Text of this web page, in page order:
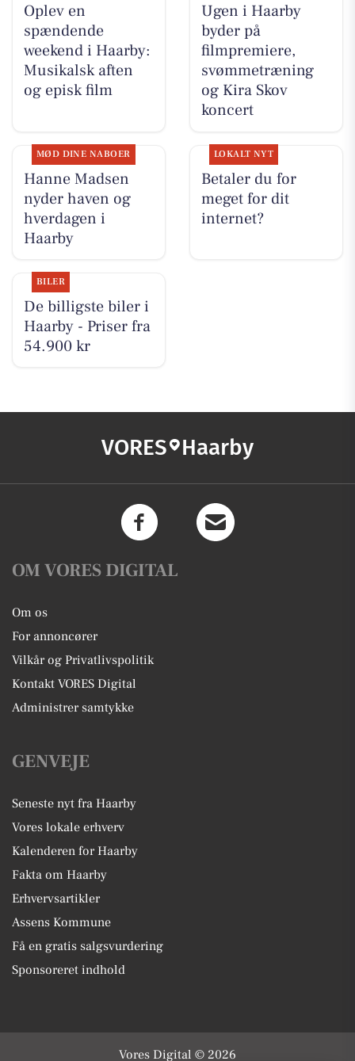
Oplev en
spændende
weekend i Haarby:
Musikalsk aften
og episk film
Ugen i Haarby
byder på
filmpremiere,
svømmetræning
og Kira Skov
koncert
MØD DINE NABOER
Hanne Madsen
nyder haven og
hverdagen i
Haarby
LOKALT NYT
Betaler du for
meget for dit
internet?
BILER
De billigste biler i
Haarby - Priser fra
54.900 kr
VORES Haarby
OM VORES DIGITAL
Om os
For annoncører
Vilkår og Privatlivspolitik
Kontakt VORES Digital
Administrer samtykke
GENVEJE
Seneste nyt fra Haarby
Vores lokale erhverv
Kalenderen for Haarby
Fakta om Haarby
Erhvervsartikler
Assens Kommune
Få en gratis salgsvurdering
Sponsoreret indhold
Vores Digital © 2026